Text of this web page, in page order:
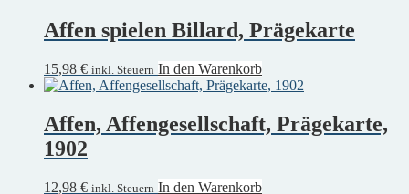
Affen spielen Billard, Prägekarte
15,98 € inkl. Steuern In den Warenkorb
Affen, Affengesellschaft, Prägekarte,
1902
12,98 € inkl. Steuern In den Warenkorb